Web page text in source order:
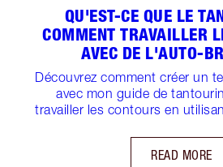
QU'EST-CE QUE LE
COMMENT TRAVAILLER
AVEC DE L'AUTO-
Découvrez comment créer un
avec mon guide de
travailler les contours en
READ MORE